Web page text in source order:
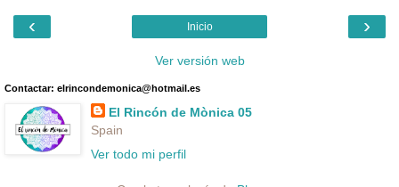
‹ ›
Inicio
Ver versión web
Contactar: elrincondemonica@hotmail.es
El Rincón de Mònica 05
Spain
Ver todo mi perfil